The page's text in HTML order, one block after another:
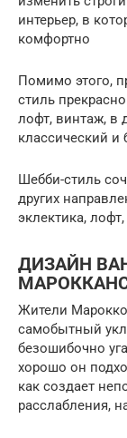
интерьер, в
комфортно
Помимо этого,
стиль
лофт, винтаж, в
классический
Шебби-стиль
других
эклектика,
ДИЗАЙН
Жители Марокко
самобытный
безошибочно
хорошо он
как создает
расслабления,